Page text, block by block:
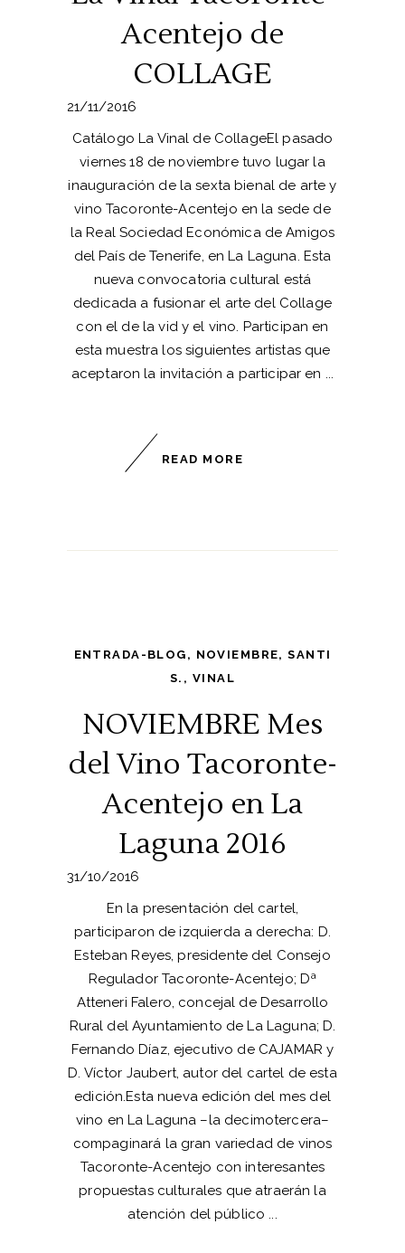
Acentejo de
COLLAGE
21/11/2016
Catálogo La Vinal de CollageEl pasado
viernes 18 de noviembre tuvo lugar la
inauguración de la sexta bienal de arte y
vino Tacoronte-Acentejo en la sede de
la Real Sociedad Económica de Amigos
del País de Tenerife, en La Laguna. Esta
nueva convocatoria cultural está
dedicada a fusionar el arte del Collage
con el de la vid y el vino. Participan en
esta muestra los siguientes artistas que
aceptaron la invitación a participar en
READ MORE
ENTRADA-BLOG , NOVIEMBRE,SANTI
S. , VINAL
NOVIEMBRE Mes
del Vino Tacoronte-
Acentejo en La
Laguna 2016
31/10/2016
En la presentación del cartel,
participaron de izquierda a derecha: D.
Esteban Reyes, presidente del Consejo
Regulador Tacoronte-Acentejo; Dª
Atteneri Falero, concejal de Desarrollo
Rural del Ayuntamiento de La Laguna; D.
Fernando Díaz, ejecutivo de CAJAMAR y
D. Víctor Jaubert, autor del cartel de esta
edición.Esta nueva edición del mes del
vino en La Laguna –la decimotercera–
compaginará la gran variedad de vinos
Tacoronte-Acentejo con interesantes
propuestas culturales que atraerán la
atención del público